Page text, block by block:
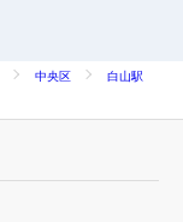
中央区
白山駅